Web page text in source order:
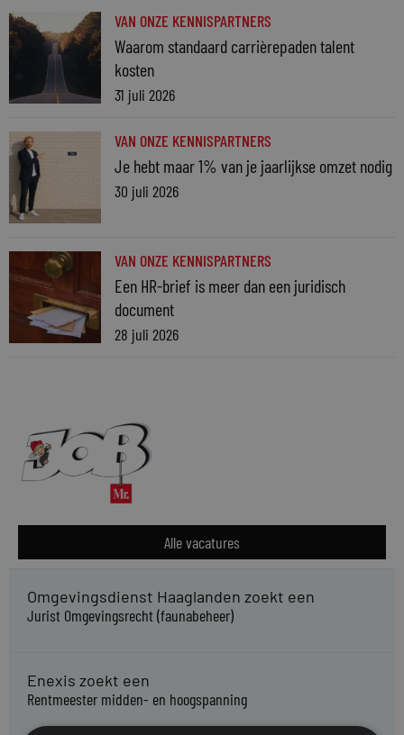
VAN ONZE KENNISPARTNERS
Waarom standaard carrièrepaden talent
kosten
31 juli 2026
VAN ONZE KENNISPARTNERS
Je hebt maar 1% van je jaarlijkse omzet nodig
30 juli 2026
VAN ONZE KENNISPARTNERS
Een HR-brief is meer dan een juridisch
document
28 juli 2026
Alle vacatures
Omgevingsdienst Haaglanden zoekt een
Jurist Omgevingsrecht (faunabeheer)
Enexis zoekt een
Rentmeester midden- en hoogspanning